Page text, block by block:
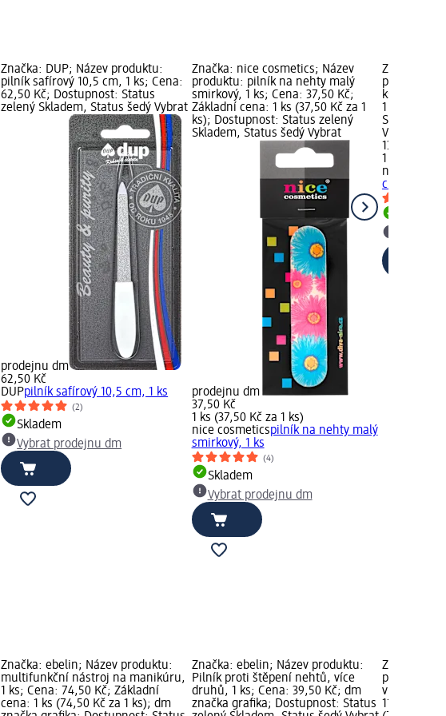
Značka: DUP; Název produktu:
pilník safírový 10,5 cm, 1 ks; Cena:
62,50 Kč; Dostupnost: Status
zelený Skladem, Status šedý Vybrat
prodejnu dm
62,50 Kč
DUPpilník safírový 10,5 cm, 1 ks
(2)
Skladem
Vybrat prodejnu dm
Značka: nice cosmetics; Název
produktu: pilník na nehty malý
smirkový, 1 ks; Cena: 37,50 Kč;
Základní cena: 1 ks (37,50 Kč za 1
ks); Dostupnost: Status zelený
Skladem, Status šedý Vybrat
prodejnu dm
37,50 Kč
1 ks (37,50 Kč za 1 ks)
nice cosmeticspilník na nehty malý
smirkový, 1 ks
(4)
Skladem
Vybrat prodejnu dm
Značka:
produktu:
ks; Cena:
1 ks
Status
Vybrat
139,00 Kč
1 ks (139,00
nice
cm, 1 ks
Značka: ebelin; Název produktu:
multifunkční nástroj na manikúru,
1 ks; Cena: 74,50 Kč; Základní
cena: 1 ks (74,50 Kč za 1 ks); dm
Značka: ebelin; Název produktu:
Pilník proti štěpení nehtů, více
druhů, 1 ks; Cena: 39,50 Kč; dm
značka grafika; Dostupnost: Status
Značka:
produktu:
vlasy Aloe
119,00 Kč;